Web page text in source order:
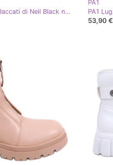
PA1 Stivali stringati laccati di Neil Black nero
PA1
53,90 €